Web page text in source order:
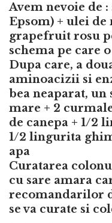
Avem nevoie de
Epsom) + ulei de
grapefruit rosu
schema pe care
Dupa care, a
aminoacizii si
bea neaparat, un
mare + 2
de canepa + 1/2
1/2 lingurita
apa
Curatarea
cu sare amara
recomandarilor
se va curate si